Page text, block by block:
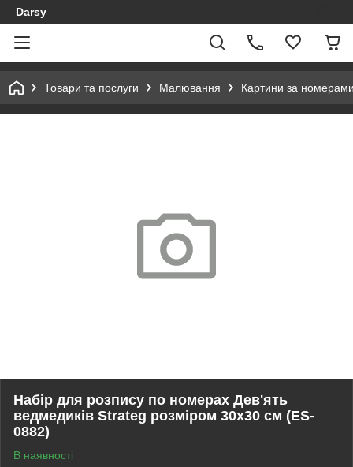
Darsy
Товари та послуги Малювання Картини за
Набір для розпису по номерах Дев'ять
ведмедиків Strateg розміром 30х30 см (ES-
0882)
В наявності